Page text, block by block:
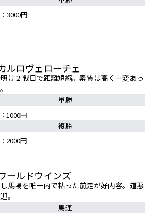
3000円
ルロヴェローチェ
け２戦目で距離短縮。素質は高く一変あっ
単勝
1000円
複勝
2000円
ールドウインズ
馬場を唯一内で粘った前走が好内容。道悪
。
馬連